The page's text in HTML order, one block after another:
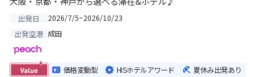
出発日
2026/7/5~2026/10/23
出発空港 成田
価格変動型 HISホテルアワード 夏休み出発あり